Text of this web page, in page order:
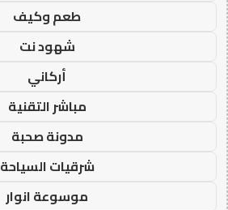
طعم وكيف
شهود نت
أركاني
مباشر التقنية
مدونة صحبة
شرقيات السياحة
موسوعة انوار